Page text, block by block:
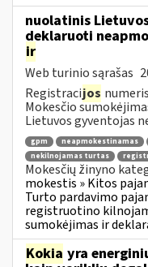
nuolatinis
deklaruoti
ir
Web turinio sąrašas
Registracijos
Mokesčio
Lietuvos gyventojas
gpm neapmokestinamas
nekilnojamas turtas
Mokesčių žinyno
mokestis » Kitos
Turto pardavimo
registruotino
sumokėjimas ir
Kokia yra